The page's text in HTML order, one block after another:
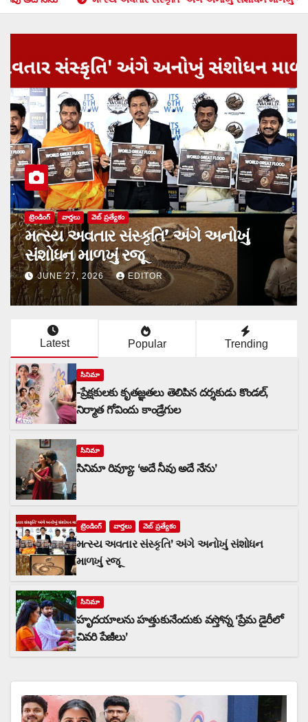
సినిమా
హృదయాలను హత్తుకునేందుకు వస్తోన్న
‘ప్రేమ డైరీలో చివరి పేజీలు’
JUNE 11, 2026 EDITOR
Latest Popular Trending
సినిమా
-ప్రేక్షకులకు కృతజ్ఞతలు తెలిపిన దర్శకుడు కొండల్,
నిర్మాత గోవిందు కాండ్రేగుల
సినిమా
సినిమా రివ్యూ: ‘అదే నీవు అదే నేను’
ట్రెండింగ్ వార్త‌లు వెబ్ ప్రత్యేకం
મત્સ્ય અવતાર સંસ્કૃતિ’ અંગે અનોખું સંશોધન
માળખું રજૂ
సినిమా
హృదయాలను హత్తుకునేందుకు వస్తోన్న ‘ప్రేమ డైరీలో
చివరి పేజీలు’